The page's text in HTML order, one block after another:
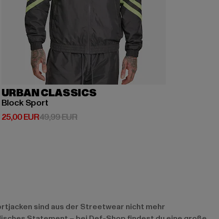
URBAN CLASSICS
Block Sport
25,00 EUR
Derzeitiger Preis: 25,00 EUR
49,99 EURAktionspreis: 49,99 EUR
sind aus der Streetwear nicht mehr